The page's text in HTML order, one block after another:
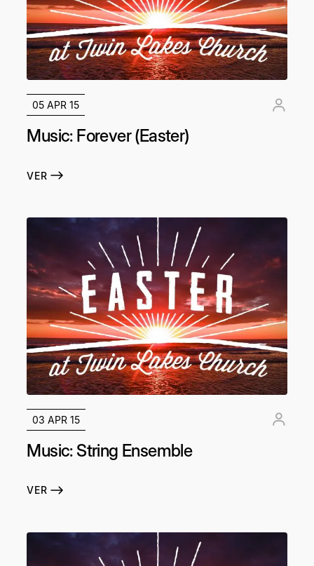
05 APR 15
Music: Forever (Easter)
VER
03 APR 15
Music: String Ensemble
VER